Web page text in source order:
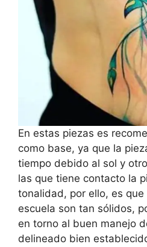
En estas piezas es
como base, ya que la
tiempo debido al sol y
las que tiene contacto la
tonalidad, por ello, es
escuela son tan sólidos,
en torno al buen manejo
delineado bien